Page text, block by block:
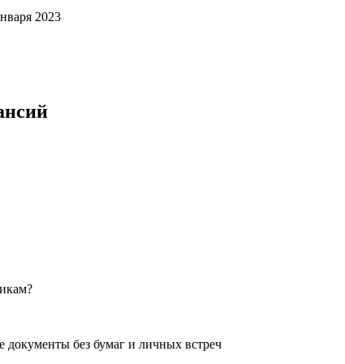
2023
документы без бумаг и личных встреч